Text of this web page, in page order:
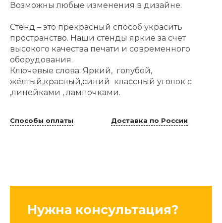
Возможны любые изменения в дизайне.
Стенд – это прекрасный способ украсить
пространство. Наши стенды яркие за счет
высокого качества печати и современного
оборудования.
Ключевые слова: Яркий, голубой,
жёлтый,красный,синий классный уголок с
,линейками , лампочками.
Способы оплаты Доставка по России
Нужна консультация?